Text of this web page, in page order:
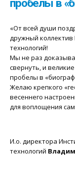
пробелы в
«От всей души
дружный коллектив
технологий!
Мы не раз
свернуть, и
пробелы в
Желаю крепкого
весеннего
для воплощения
И.о. директора
технологий